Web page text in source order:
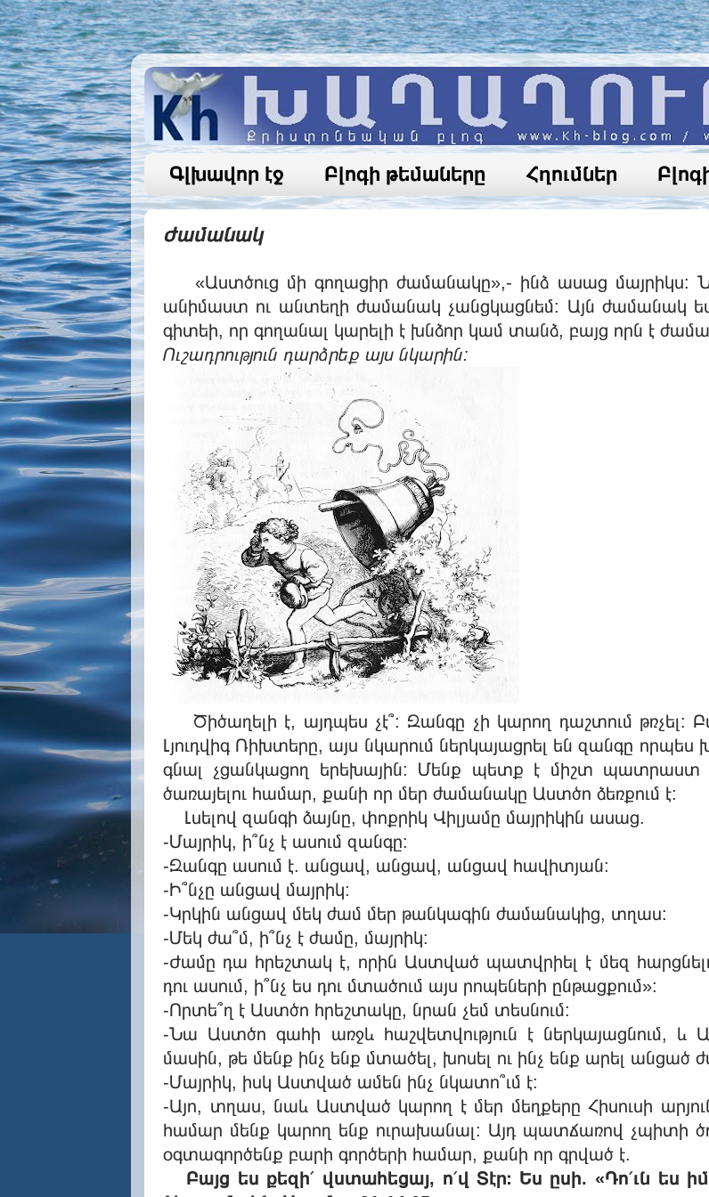
Գլխավոր էջ Բլոգի թեմաները Հղումներ
Ժամանակ
«Աստծուց մի գողացիր ժամանակը»,- ինձ ասաց մայրիկս:
անիմաստ ու անտեղի ժամանակ չանցկացնեմ: Այն ժամանակ
գիտեի, որ գողանալ կարելի է խնձոր կամ տանձ, բայց որն է
Ուշադրություն դարձրեք այս նկարին:
Ծիծաղելի է, այդպես չէ՞: Զանգը չի կարող դաշտում թռչել:
Լյուդվիգ Ռիխտերը, այս նկարում ներկայացրել են զանգը
գնալ չցանկացող երեխային: Մենք պետք է միշտ պատրաստ
ծառայելու համար, քանի որ մեր ժամանակը Աստծո ձեռքում է:
Լսելով զանգի ձայնը, փոքրիկ Վիլյամը մայրիկին ասաց.
-Մայրիկ, ի՞նչ է ասում զանգը:
-Զանգը ասում է. անցավ, անցավ, անցավ հավիտյան:
-Ի՞նչը անցավ մայրիկ:
-Կրկին անցավ մեկ ժամ մեր թանկագին ժամանակից, տղաս:
-Մեկ ժա՞մ, ի՞նչ է ժամը, մայրիկ:
-Ժամը դա հրեշտակ է, որին Աստված պատվրիել է մեզ
դու ասում, ի՞նչ ես դու մտածում այս րոպեների ընթացքում»:
-Որտե՞ղ է Աստծո հրեշտակը, նրան չեմ տեսնում:
-Նա Աստծո գահի առջև հաշվետվություն է ներկայացնում, և
մասին, թե մենք ինչ ենք մտածել, խոսել ու ինչ ենք արել անցած
-Մայրիկ, իսկ Աստված ամեն ինչ նկատո՞ւմ է:
-Այո, տղաս, նաև Աստված կարող է մեր մեղքերը Հիսուսի
համար մենք կարող ենք ուրախանալ: Այդ պատճառով չպիտի
օգտագործենք բարի գործերի համար, քանի որ գրված է.
Բայց ես քեզի՛ վստահեցայ, ո՛վ Տէր։ Ես ըսի. «Դո՛ւն ես